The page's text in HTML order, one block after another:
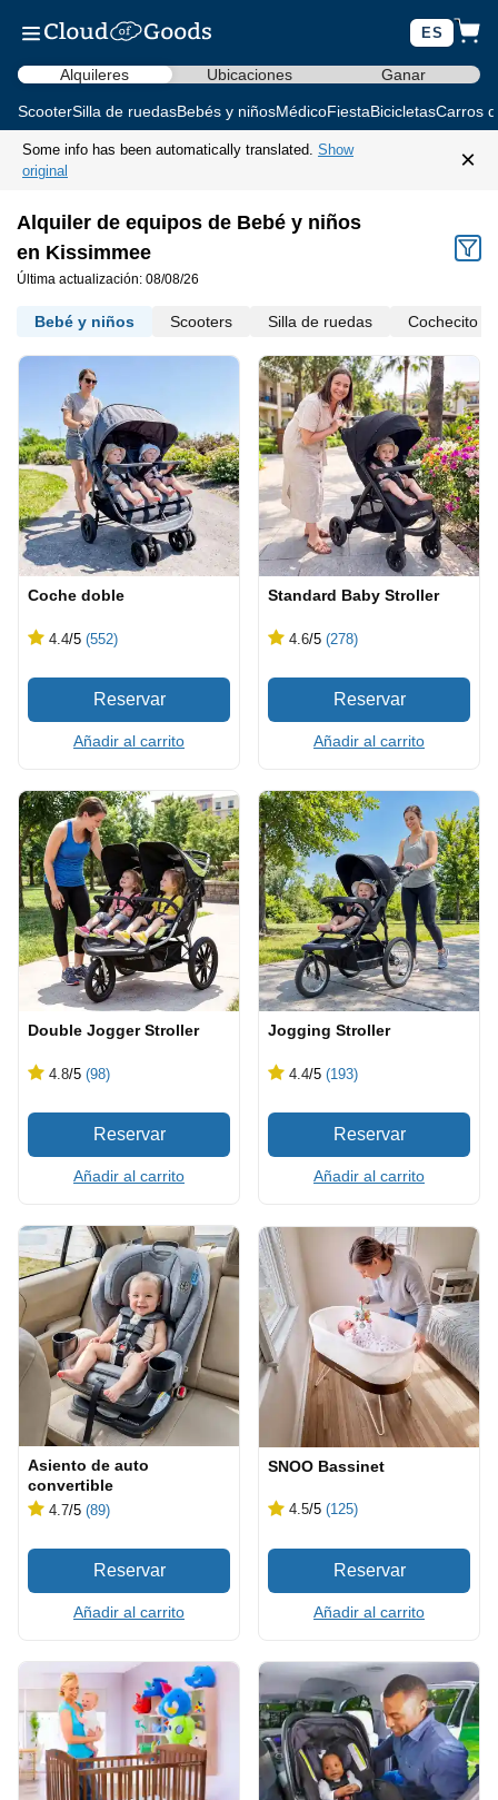
ES
Alquileres Ubicaciones Ganar
ScooterSilla de ruedasBebés y niñosMédicoFiestaBicicletasCarros
Some info has been automatically translated. Show
original
×
Alquiler de equipos de Bebé y niños
en Kissimmee
Última actualización: 08/08/26
Bebé y niños Scooters Silla de ruedas Cochecito
Coche doble
4.4/5 (552)
Añadir al carrito
Standard Baby Stroller
4.6/5 (278)
Añadir al carrito
Double Jogger Stroller
4.8/5 (98)
Añadir al carrito
Jogging Stroller
4.4/5 (193)
Añadir al carrito
Asiento de auto
convertible
4.7/5 (89)
Añadir al carrito
SNOO Bassinet
4.5/5 (125)
Añadir al carrito